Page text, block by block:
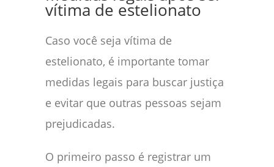
vítima de estelionato
Caso você seja vítima de
estelionato, é importante tomar
medidas legais para buscar justiça
e evitar que outras pessoas sejam
prejudicadas.
O primeiro passo é registrar um